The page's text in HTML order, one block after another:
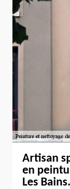
Artisan
en
Les Bains.